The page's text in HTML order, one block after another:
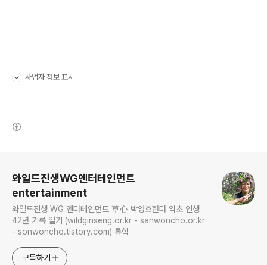
사업자 정보 표시
와일드진생WG엔터테인먼트
entertainment
와일드진생 WG 엔터테인먼트 草心 박영호헌터 약초 인생
42년 기록 일기 (wildginseng.or.kr - sanwoncho.or.kr
- sonwoncho.tistory.com) 통합
구독하기